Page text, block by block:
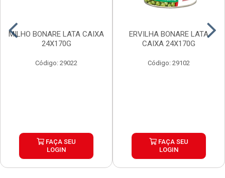
MILHO BONARE LATA CAIXA
24X170G
Código: 29022
FAÇA SEU
LOGIN
ERVILHA BONARE LATA
CAIXA 24X170G
Código: 29102
FAÇA SEU
LOGIN